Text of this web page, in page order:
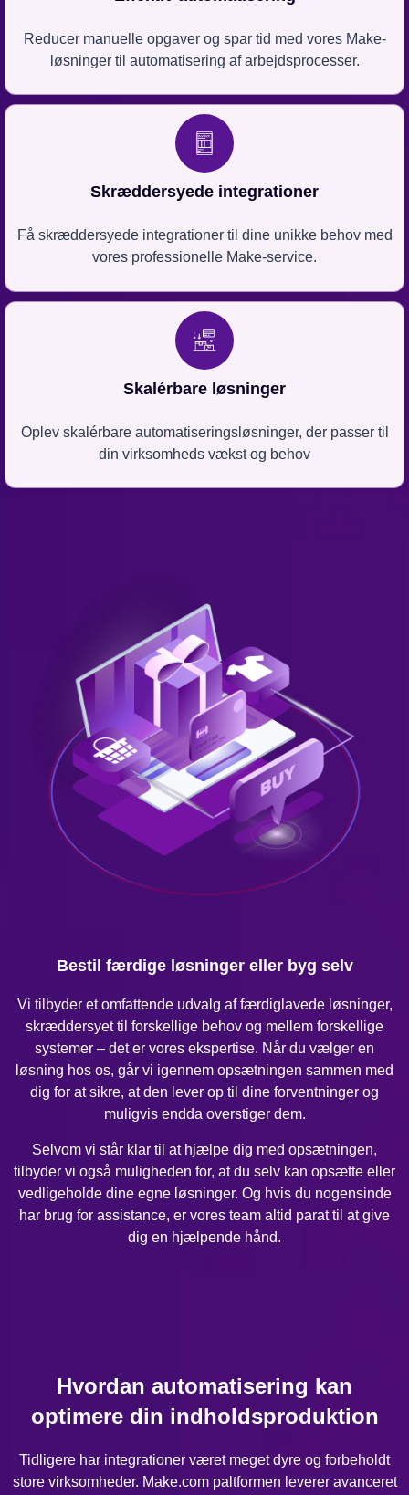
Reducer manuelle opgaver og spar tid med vores Make-
løsninger til automatisering af arbejdsprocesser.
Skræddersyede integrationer
Få skræddersyede integrationer til dine unikke behov med
vores professionelle Make-service.
Skalérbare løsninger
Oplev skalérbare automatiseringsløsninger, der passer til
din virksomheds vækst og behov
Bestil færdige løsninger eller byg selv
Vi tilbyder et omfattende udvalg af færdiglavede løsninger,
skræddersyet til forskellige behov og mellem forskellige
systemer – det er vores ekspertise. Når du vælger en
løsning hos os, går vi igennem opsætningen sammen med
dig for at sikre, at den lever op til dine forventninger og
muligvis endda overstiger dem.
Selvom vi står klar til at hjælpe dig med opsætningen,
tilbyder vi også muligheden for, at du selv kan opsætte eller
vedligeholde dine egne løsninger. Og hvis du nogensinde
har brug for assistance, er vores team altid parat til at give
dig en hjælpende hånd.
Hvordan automatisering kan
optimere din indholdsproduktion
Tidligere har integrationer været meget dyre og forbeholdt
store virksomheder. Make.com paltformen leverer avanceret